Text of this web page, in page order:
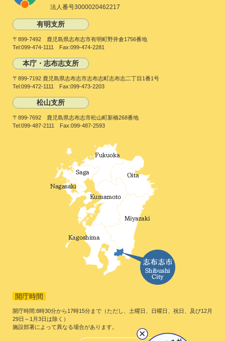
法人番号3000020462217
有明支所
〒899-7492 鹿児島県志布志市有明町野井倉1756番地
Tel:099-474-1111 Fax:099-474-2281
本庁・志布志支所
〒899-7192 鹿児島県志布志市志布志町志布志二丁目1番1号
Tel:099-472-1111 Fax:099-473-2203
松山支所
〒899-7692 鹿児島県志布志市松山町新橋268番地
Tel:099-487-2111 Fax:099-487-2593
開庁時間
開庁時間:8時30分から17時15分まで（ただし、土曜日、日曜日、祝日、及び12月
29日～1月3日は除く）
施設部署によって異なる場合があります。